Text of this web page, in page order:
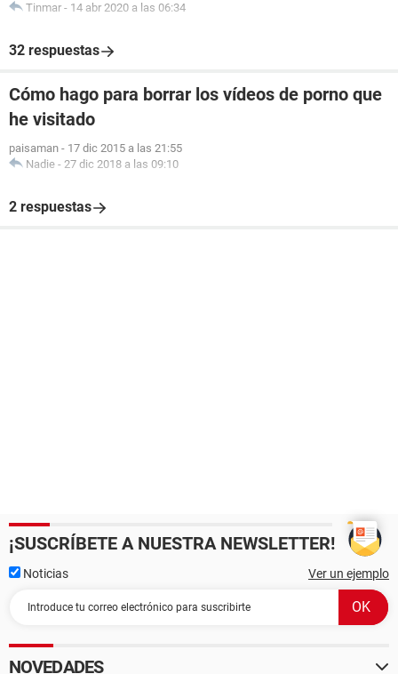
Tinmar - 14 abr 2020 a las 06:34
32 respuestas
Cómo hago para borrar los vídeos de porno que
he visitado
paisaman - 17 dic 2015 a las 21:55
Nadie - 27 dic 2018 a las 09:10
2 respuestas
¡SUSCRÍBETE A NUESTRA NEWSLETTER!
Noticias Ver un ejemplo
NOVEDADES